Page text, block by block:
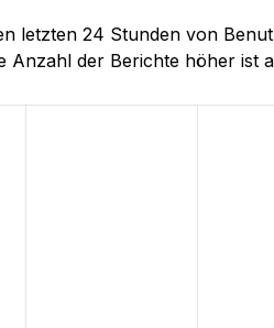
letzten 24 Stunden von
der Berichte höher ist